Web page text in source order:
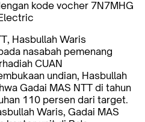
kode vocher 7N7MHG
Hasbullah Waris
nasabah pemenang
CUAN
undian, Hasbullah
Gadai MAS NTT di tahun
110 persen dari target.
Waris, Gadai MAS